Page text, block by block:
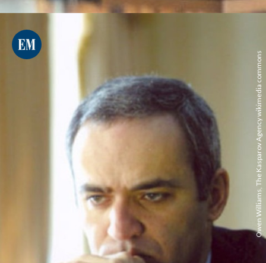
Owen Williams, The Kasparov Agency wikimedia commons